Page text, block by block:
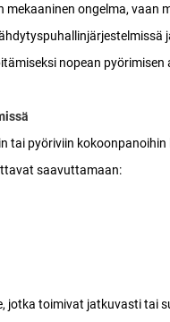
ongelma,
nopean pyörimisen
pyöriviin
saavuttamaan:
toimivat jatkuvasti tai